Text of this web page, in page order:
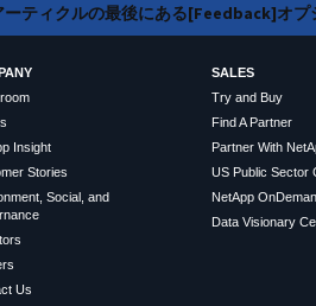
ティクルの最後にある[Feedback]オプ
Insight
Stories
Social, and
Us
SALES
Try and Buy
Find A Partner
Partner With
US Public Sector
NetApp
Data Visionary